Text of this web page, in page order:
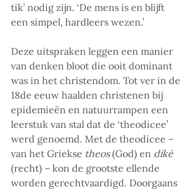
tik’ nodig zijn. ‘De mens is en blijft
een simpel, hardleers wezen.’
Deze uitspraken leggen een manier
van denken bloot die ooit dominant
was in het christendom. Tot ver in de
18de eeuw haalden christenen bij
epidemieën en natuurrampen een
leerstuk van stal dat de ‘theodicee’
werd genoemd. Met de theodicee –
van het Griekse theos (God) en dikè
(recht) – kon de grootste ellende
worden gerechtvaardigd. Doorgaans